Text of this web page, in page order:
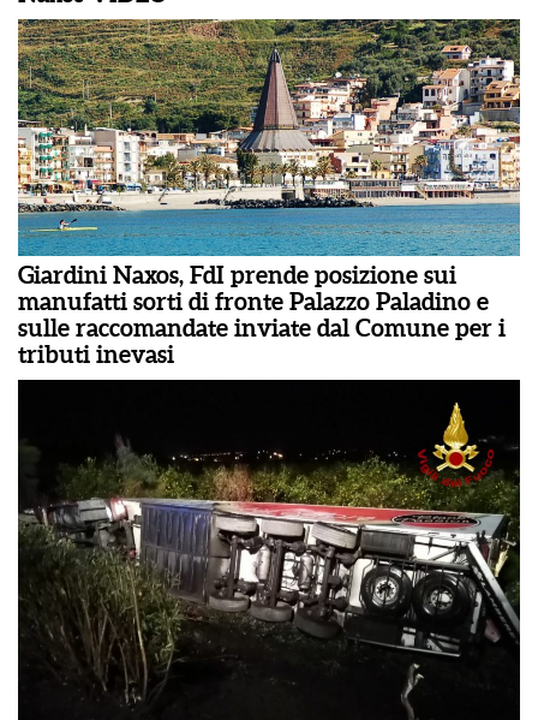
Giardini Naxos, FdI prende posizione sui
manufatti sorti di fronte Palazzo Paladino e
sulle raccomandate inviate dal Comune per i
tributi inevasi